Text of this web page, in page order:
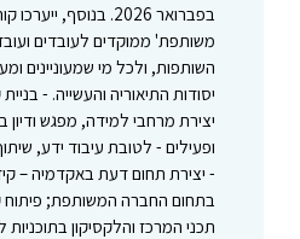
בפברואר 2026. בנוסף,
משותפת' ממוקדים לעובדים
השותפות, ולכל מי שמעוניינים
יסודות התיאוריה והעשייה. -
יצירת מרחבי למידה, מפגש ודיון
ופעילים - לטובת עיבוד ידע,
- יצירת תחום דעת באקדמיה –
בתחום החברה המשותפת; פיתוח
תכני המרכז והלקסיקון בתוכניות